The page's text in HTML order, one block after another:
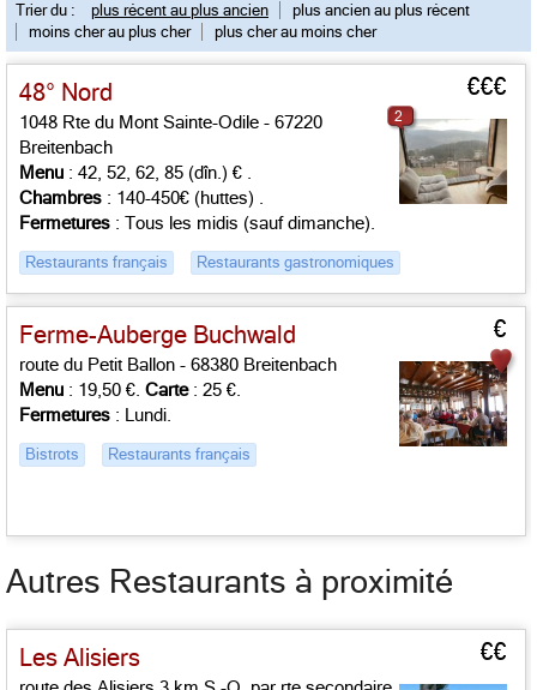
Trier du :
plus récent au plus ancien
plus ancien au plus récent
moins cher au plus cher
plus cher au moins cher
48° Nord €€€
1048 Rte du Mont Sainte-Odile - 67220
Breitenbach
Menu : 42, 52, 62, 85 (dîn.) € .
Chambres : 140-450€ (huttes) .
Fermetures : Tous les midis (sauf dimanche).
2
Restaurants français Restaurants gastronomiques
Ferme-Auberge Buchwald €
route du Petit Ballon - 68380 Breitenbach
Menu : 19,50 €. Carte: 25 €.
Fermetures : Lundi.
Bistrots Restaurants français
Autres Restaurants à proximité
Les Alisiers €€